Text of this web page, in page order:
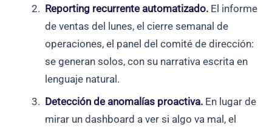
Reporting recurrente automatizado. El informe
de ventas del lunes, el cierre semanal de
operaciones, el panel del comité de dirección:
se generan solos, con su narrativa escrita en
lenguaje natural.
Detección de anomalías proactiva. En lugar de
mirar un dashboard a ver si algo va mal, el